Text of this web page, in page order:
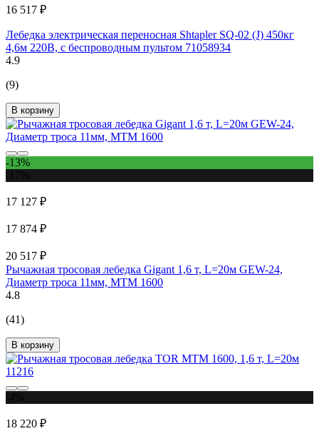
16 517 ₽
Лебедка электрическая переносная Shtapler SQ-02 (J) 450кг
4,6м 220В, с беспроводным пультом 71058934
4.9
(9)
В корзину
-13%
17 127 ₽
17 874 ₽
20 517 ₽
Рычажная тросовая лебедка Gigant 1,6 т, L=20м GEW-24,
Диаметр троса 11мм, МТМ 1600
4.8
(41)
В корзину
18 220 ₽